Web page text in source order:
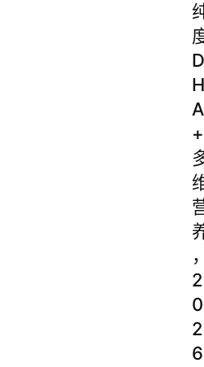
D
H
A
+
2
0
2
6